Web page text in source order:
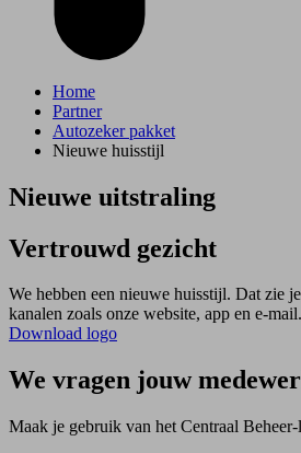
Home
Partner
Autozeker pakket
Nieuwe huisstijl
Nieuwe uitstraling
Vertrouwd gezicht
We hebben een nieuwe huisstijl. Dat zie
kanalen zoals onze website, app en e-mail.
Download logo
We vragen jouw
Maak je gebruik van het Centraal